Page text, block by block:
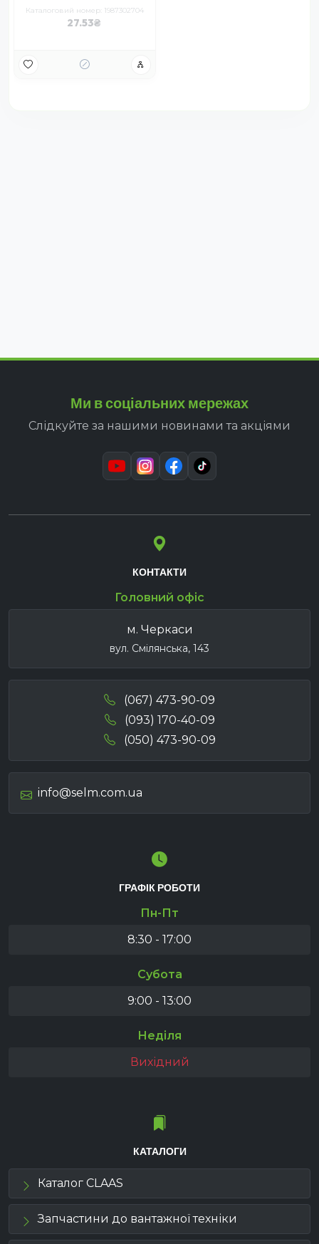
Каталоговий номер: 1987302704
27.53
Ми в соціальних мережах
Слідкуйте за нашими новинами та акціями
КОНТАКТИ
Головний офіс
м. Черкаси
вул. Смілянська, 143
(067) 473-90-09
(093) 170-40-09
(050) 473-90-09
info@selm.com.ua
ГРАФІК РОБОТИ
Пн-Пт
8:30 - 17:00
Субота
9:00 - 13:00
Неділя
Вихідний
КАТАЛОГИ
Каталог CLAAS
Запчастини до вантажної техніки